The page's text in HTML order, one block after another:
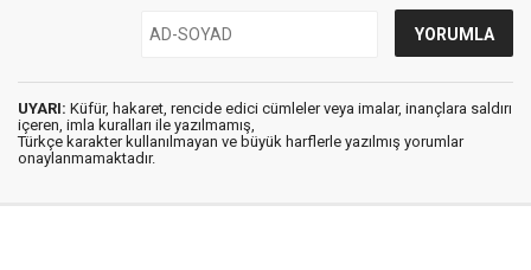
UYARI: Küfür, hakaret, rencide edici cümleler veya imalar, inançlara saldırı
içeren, imla kuralları ile yazılmamış,
Türkçe karakter kullanılmayan ve büyük harflerle yazılmış yorumlar
onaylanmamaktadır.